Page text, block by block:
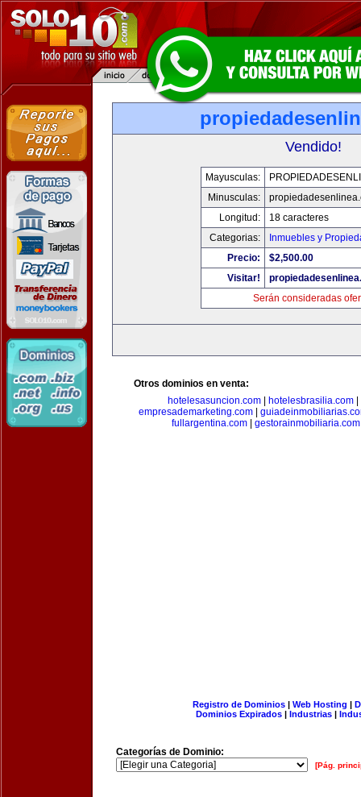
Vendido!
Mayusculas:
Minusculas:
Longitud:
18 caracteres
Categorias:
Inmuebles y
Precio:
$2,500.00
Visitar!
Serán consideradas
Otros dominios en venta:
hotelesasuncion.com| hotelesbrasilia.com|
empresademarketing.com|
fullargentina.com
gestorainmobiliaria.com
Registro de Dominios| Web Hosting |
Dominios Expirados | Industrias |
Categorías de Dominio:
[Pág.